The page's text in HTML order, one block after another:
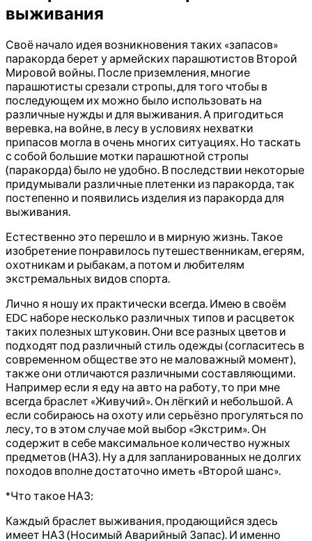
выживания
Своё начало идея возникновения таких «запасов»
паракорда берет у армейских парашютистов Второй
Мировой войны. После приземления, многие
парашютисты срезали стропы, для того чтобы в
последующем их можно было использовать на
различные нужды и для выживания. А пригодиться
веревка, на войне, в лесу в условиях нехватки
припасов могла в очень многих ситуациях. Но таскать
с собой большие мотки парашютной стропы
(паракорда) было не удобно. В последствии некоторые
придумывали различные плетенки из паракорда, так
постепенно и появились изделия из паракорда для
выживания.
Естественно это перешло и в мирную жизнь. Такое
изобретение понравилось путешественникам, егерям,
охотникам и рыбакам, а потом и любителям
экстремальных видов спорта.
Лично я ношу их практически всегда. Имею в своём
EDC наборе несколько различных типов и расцветок
таких полезных штуковин. Они все разных цветов и
подходят под различный стиль одежды (согласитесь в
современном обществе это не маловажный момент),
также они отличаются различными составляющими.
Например если я еду на авто на работу, то при мне
всегда браслет «Живучий». Он лёгкий и небольшой. А
если собираюсь на охоту или серьёзно прогуляться по
лесу, то в этом случае мой выбор «Экстрим». Он
содержит в себе максимальное количество нужных
предметов (НАЗ). Ну а для запланированных не долгих
походов вполне достаточно иметь «Второй шанс».
*Что такое НАЗ:
Каждый браслет выживания, продающийся здесь
имеет НАЗ (Носимый Аварийный Запас). И именно